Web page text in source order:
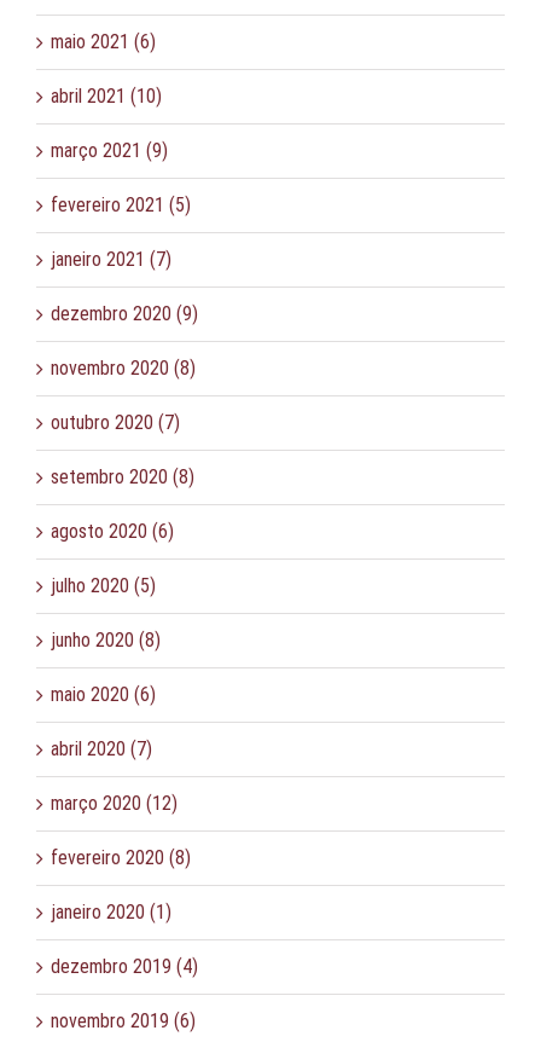
maio 2021 (6)
abril 2021 (10)
março 2021 (9)
fevereiro 2021 (5)
janeiro 2021 (7)
dezembro 2020 (9)
novembro 2020 (8)
outubro 2020 (7)
setembro 2020 (8)
agosto 2020 (6)
julho 2020 (5)
junho 2020 (8)
maio 2020 (6)
abril 2020 (7)
março 2020 (12)
fevereiro 2020 (8)
janeiro 2020 (1)
dezembro 2019 (4)
novembro 2019 (6)